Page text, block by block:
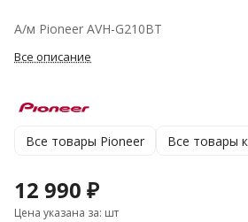
А/м Pioneer AVH-G210BT
Все описание
Все товары Pioneer Все товары
12 990 ₽
Цена указана за: шт